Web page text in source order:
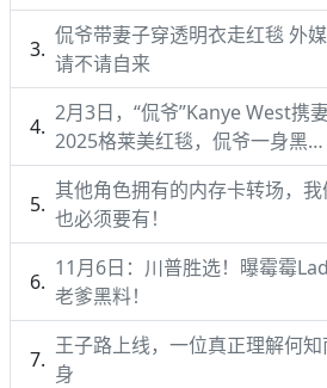
侃爷带妻子穿透明衣走红毯 外
请不请自来
2月3日，“侃爷”Kanye West携
2025格莱美红毯，侃爷一身黑…
其他角色拥有的内存卡转场，我
也必须要有！
11月6日：川普胜选！曝霉霉
老爹黑料！
王子路上线，一位真正理解何
身